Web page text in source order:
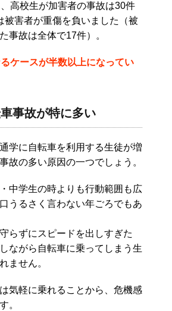
高校生が加害者の事故は30件
被害者が重傷を負いました（被
事故は全体で17件）。
ケースが半数以上になってい
事故が特に多い
学に自転車を利用する生徒が増
故の多い原因の一つでしょう。
中学生の時よりも行動範囲も広
うるさく言わない年ごろでもあ
らずにスピードを出しすぎた
ながら自転車に乗ってしまう生
ません。
気軽に乗れることから、危機感
。